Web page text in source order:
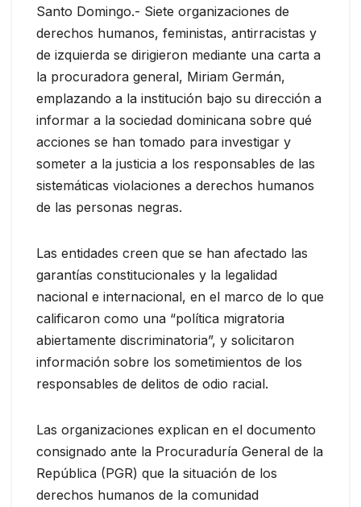
Santo Domingo.- Siete organizaciones de
derechos humanos, feministas, antirracistas y
de izquierda se dirigieron mediante una carta a
la procuradora general, Miriam Germán,
emplazando a la institución bajo su dirección a
informar a la sociedad dominicana sobre qué
acciones se han tomado para investigar y
someter a la justicia a los responsables de las
sistemáticas violaciones a derechos humanos
de las personas negras.
Las entidades creen que se han afectado las
garantías constitucionales y la legalidad
nacional e internacional, en el marco de lo que
calificaron como una “política migratoria
abiertamente discriminatoria”, y solicitaron
información sobre los sometimientos de los
responsables de delitos de odio racial.
Las organizaciones explican en el documento
consignado ante la Procuraduría General de la
República (PGR) que la situación de los
derechos humanos de la comunidad